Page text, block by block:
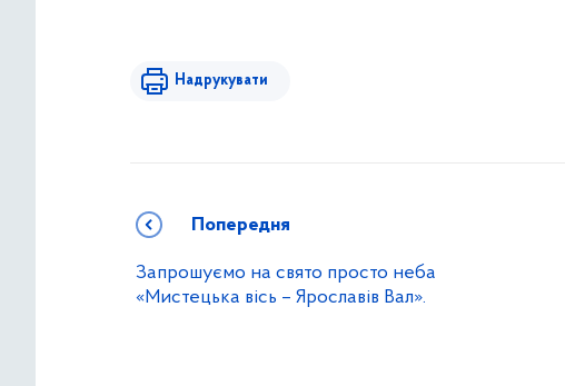
Надрукувати
Попередня
Запрошуємо на свято просто неба
«Мистецька вісь – Ярославів Вал».